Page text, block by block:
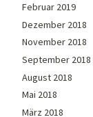
Februar 2019
Dezember 2018
November 2018
September 2018
August 2018
Mai 2018
März 2018